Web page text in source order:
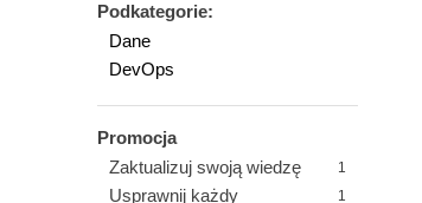
Podkategorie:
Dane
DevOps
Promocja
Zaktualizuj swoją wiedzę
1
Usprawnij każdy
1